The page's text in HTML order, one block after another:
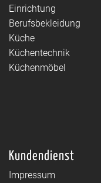
Einrichtung
Berufsbekleidung
Küche
Küchentechnik
Küchenmöbel
Kundendienst
Impressum